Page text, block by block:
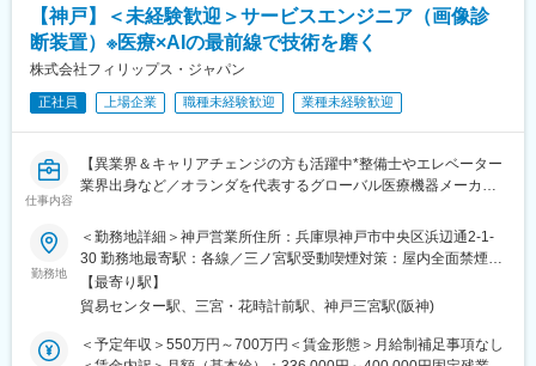
■労働組合があるので、安心して長く働ける仕組みがある：
職場での困りごとや意見を、労働組合を通じて会社に届けること
ができ、声を上げやすい環境があります。
＜数字で見るレデイ薬局＞
・男女比＝5：5
・平均勤続年数：10.9年
・月平均残業時間：8.7時間
変更の範囲：会社の定める業務
どのような設備を利用したいか、どの程度の介護が必要かなどを
丁寧にヒアリング。その上で、複数の施設の中から、ご要望に合
う最適な施設をご案内します。
＊担当エリア：大阪・京都・奈良・兵庫の各拠点を中心にチーム
で活動を行います。
＊インセンティブ：1契約につき2～3万円のインセンティブ支給
■仕事のポイント：
護施設へのご入居にあたり、利用者様やそのご家族の不安を取り
除くために「相談に乗る」気持ちで対応することを大切にしてい
ます。
◎遠い未来も確実に必要とされる安定事業
の存在が身近になっていく時代だからこそ、当社へのニーズは着
【神戸】＜未経験歓迎＞サービスエンジニア（画像診
断装置）※医療×AIの最前線で技術を磨く
株式会社フィリップス・ジャパン
正社員 上場企業 職種未経験歓迎 業種未経験歓迎
仕事内容
【異業界＆キャリアチェンジの方も活躍中*整備士やエレベーター
業界出身など／オランダを代表するグローバル医療機器メーカー
100ヵ国以上に展開／語学研修・海外研修でグローバルスキル習
得／福利厚生充実／フルフレックス／長期就業◎】
■職務詳細：
当社のサービスエンジニア職として、医療機器の保守、点検、修
理などをメインに担当していただきます。医療従事者と患者の
方々が安心して当社製品をお使いいただけるようサービス提供を
勤務地
＜勤務地詳細＞神戸営業所住所：兵庫県神戸市中央区浜辺通2-1-
30 勤務地最寄駅：各線／三ノ宮駅受動喫煙対策：屋内全面禁煙変
更の範囲：会社の定める事業所（リモートワーク含む）
【最寄り駅】
貿易センター駅、三宮・花時計前駅、神戸三宮駅(阪神)
＜予定年収＞550万円～700万円＜賃金形態＞月給制補足事項なし